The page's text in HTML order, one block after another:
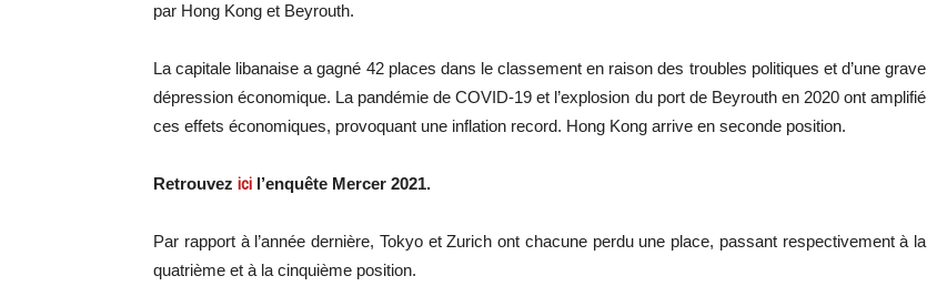
par Hong Kong et Beyrouth.
La capitale libanaise a gagné 42 places dans le classement en raison des troubles politiques et d’une grave
dépression économique. La pandémie de COVID-19 et l’explosion du port de Beyrouth en 2020 ont amplifié
ces effets économiques, provoquant une inflation record. Hong Kong arrive en seconde position.
Retrouvez ici l’enquête Mercer 2021.
Par rapport à l’année dernière, Tokyo et Zurich ont chacune perdu une place, passant respectivement à la
quatrième et à la cinquième position.